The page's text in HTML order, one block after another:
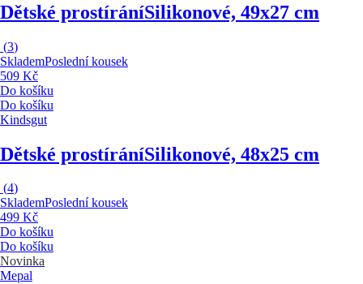
Dětské prostíráníSilikonové, 49x27 cm
(3)
SklademPoslední kousek
509 Kč
Do košíku
Do košíku
Kindsgut
Dětské prostíráníSilikonové, 48x25 cm
(4)
SklademPoslední kousek
499 Kč
Do košíku
Do košíku
Novinka
Mepal